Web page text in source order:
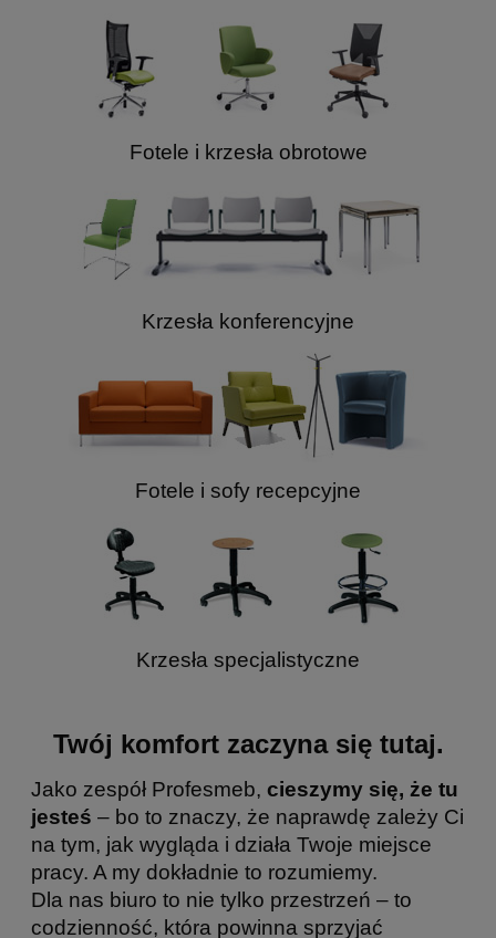
Fotele i krzesła obrotowe
Krzesła konferencyjne
Fotele i sofy recepcyjne
Krzesła specjalistyczne
Twój komfort zaczyna się tutaj.
Jako zespół Profesmeb, cieszymy się, że tu
jesteś – bo to znaczy, że naprawdę zależy Ci
na tym, jak wygląda i działa Twoje miejsce
pracy. A my dokładnie to rozumiemy.
Dla nas biuro to nie tylko przestrzeń – to
codzienność, która powinna sprzyjać